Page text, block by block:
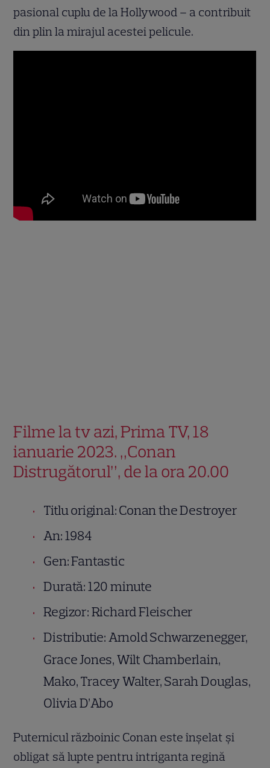
pasional cuplu de la Hollywood – a contribuit
din plin la mirajul acestei pelicule.
Filme la tv azi, Prima TV, 18
ianuarie 2023. „Conan
Distrugătorul”, de la ora 20.00
Titlu original: Conan the Destroyer
An: 1984
Gen: Fantastic
Durată: 120 minute
Regizor: Richard Fleischer
Distributie: Arnold Schwarzenegger,
Grace Jones, Wilt Chamberlain,
Mako, Tracey Walter, Sarah Douglas,
Olivia D’Abo
Puternicul războinic Conan este înşelat şi
obligat să lupte pentru intriganta regină